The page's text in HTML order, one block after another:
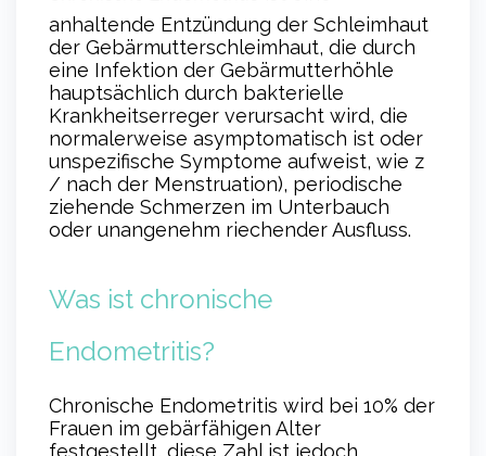
anhaltende Entzündung der Schleimhaut
der Gebärmutterschleimhaut, die durch
eine Infektion der Gebärmutterhöhle
hauptsächlich durch bakterielle
Krankheitserreger verursacht wird, die
normalerweise asymptomatisch ist oder
unspezifische Symptome aufweist, wie z
/ nach der Menstruation), periodische
ziehende Schmerzen im Unterbauch
oder unangenehm riechender Ausfluss.
Was ist chronische
Endometritis?
Chronische Endometritis wird bei 10% der
Frauen im gebärfähigen Alter
festgestellt, diese Zahl ist jedoch